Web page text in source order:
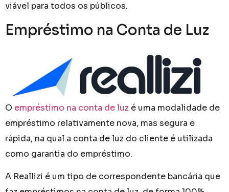
viável para todos os públicos.
Empréstimo na Conta de Luz
O empréstimo na conta de luz é uma modalidade de
empréstimo relativamente nova, mas segura e
rápida, na qual a conta de luz do cliente é utilizada
como garantia do empréstimo.
A Reallizi é um tipo de correspondente bancária que